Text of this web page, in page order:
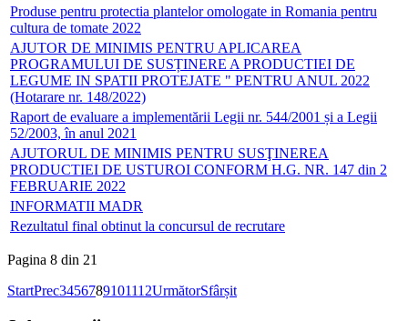
Produse pentru protectia plantelor omologate in Romania pentru
cultura de tomate 2022
AJUTOR DE MINIMIS PENTRU APLICAREA
PROGRAMULUI DE SUSȚINERE A PRODUCTIEI DE
LEGUME IN SPATII PROTEJATE " PENTRU ANUL 2022
(Hotarare nr. 148/2022)
Raport de evaluare a implementării Legii nr. 544/2001 și a Legii
52/2003, în anul 2021
AJUTORUL DE MINIMIS PENTRU SUSŢINEREA
PRODUCTIEI DE USTUROI CONFORM H.G. NR. 147 din 2
FEBRUARIE 2022
INFORMATII MADR
Rezultatul final obtinut la concursul de recrutare
Pagina 8 din 21
StartPrec3456789101112UrmătorSfârșit